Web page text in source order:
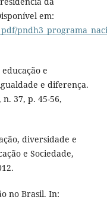
em:
e
e diferença.
37, p. 45-56,
diversidade e
e Sociedade,
no Brasil. In: